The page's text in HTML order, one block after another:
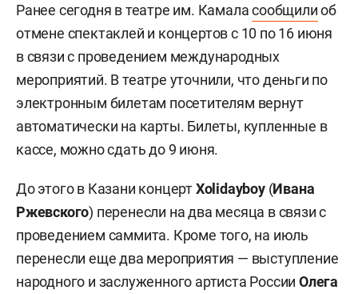
Ранее сегодня в театре им. Камаласообщилиоб
отмене спектаклей и концертов с 10 по 16 июня
в связи с проведением международных
мероприятий. В театре уточнили, что деньги по
электронным билетам посетителям вернут
автоматически на карты. Билеты, купленные в
кассе, можно сдать до 9 июня.
До этого в Казани концертXolidayboy (Ивана
Ржевского) перенесли на два месяца в связи с
проведением саммита. Кроме того, на июль
перенесли еще два мероприятия — выступление
народного и заслуженного артиста России Олега